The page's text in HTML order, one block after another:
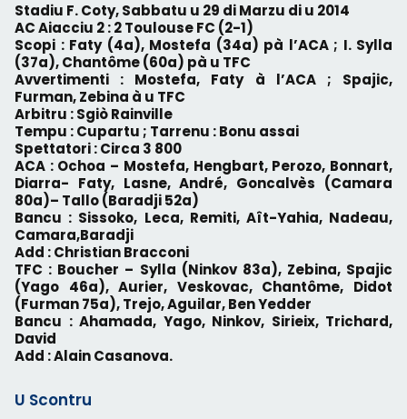
Stadiu F. Coty, Sabbatu u 29 di Marzu di u 2014
AC Aiacciu 2 : 2 Toulouse FC (2-1)
Scopi : Faty (4a), Mostefa (34a) pà l’ACA ; I. Sylla
(37a), Chantôme (60a) pà u TFC
Avvertimenti : Mostefa, Faty à l’ACA ; Spajic,
Furman, Zebina à u TFC
Arbitru : Sgiò Rainville
Tempu : Cupartu ; Tarrenu : Bonu assai
Spettatori : Circa 3 800
ACA : Ochoa – Mostefa, Hengbart, Perozo, Bonnart,
Diarra- Faty, Lasne, André, Goncalvès (Camara
80a)– Tallo (Baradji 52a)
Bancu : Sissoko, Leca, Remiti, Aît-Yahia, Nadeau,
Camara,Baradji
Add : Christian Bracconi
TFC : Boucher – Sylla (Ninkov 83a), Zebina, Spajic
(Yago 46a), Aurier, Veskovac, Chantôme, Didot
(Furman 75a), Trejo, Aguilar, Ben Yedder
Bancu : Ahamada, Yago, Ninkov, Sirieix, Trichard,
David
Add : Alain Casanova.
U Scontru